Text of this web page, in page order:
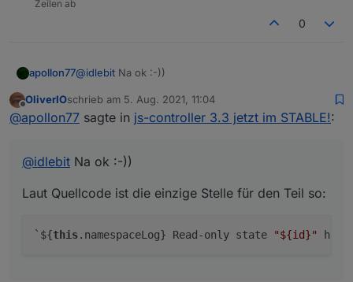
Zeilen ab
0
apollon77@idlebit Na ok :-))
Laut Quellcode ist die einzige Stelle für den Teil so:
Offline
OliverIOschrieb am 5. Aug. 2021, 11:04
zuletzt editiert von
@apollon77 sagte in js-controller 3.3 jetzt im STABLE!:
@idlebit Na ok :-))
Laut Quellcode ist die einzige Stelle für den Teil so:
`${this .namespaceLog} Read-only state "${id}" has